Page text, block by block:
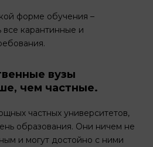
форме обучения –
карантинные и
вузы
чем частные.
частных университетов,
образования. Они ничем не
и могут достойно с ними